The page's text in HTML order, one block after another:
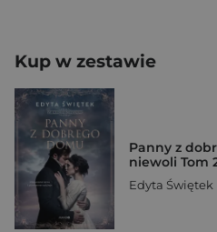
Kup w zestawie
Panny z
niewoli Tom
Edyta Świętek